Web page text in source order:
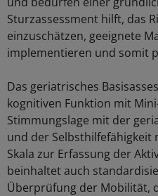
Sturzassessment hilft, das
einzuschätzen, geeignete
implementieren und somit
Das geriatrisches
kognitiven Funktion mit
Stimmungslage mit der
und der Selbsthilfefähigkeit
Skala zur Erfassung der
beinhaltet auch
Überprüfung der Mobilität,